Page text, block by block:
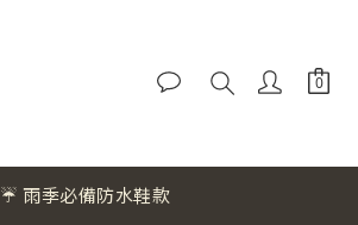
☔ 雨季必備防水鞋款